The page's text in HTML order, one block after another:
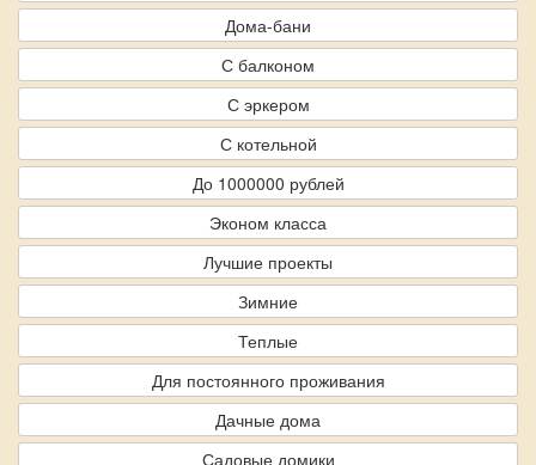
Дома-бани
С балконом
С эркером
С котельной
До 1000000 рублей
Эконом класса
Лучшие проекты
Зимние
Теплые
Для постоянного проживания
Дачные дома
Садовые домики